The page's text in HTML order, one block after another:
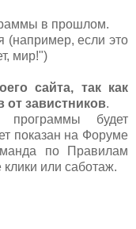
в прошлом.
(например, если это
мир!")
сайта, так как
завистников.
будет
показан на Форуме
по Правилам
или саботаж.